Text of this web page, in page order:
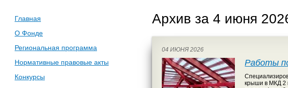
Главная
О Фонде
Региональная программа
Нормативные правовые акты
Конкурсы
Архив за 4 июня
04 ИЮНЯ 2026
Работы
крыши в МКД 2